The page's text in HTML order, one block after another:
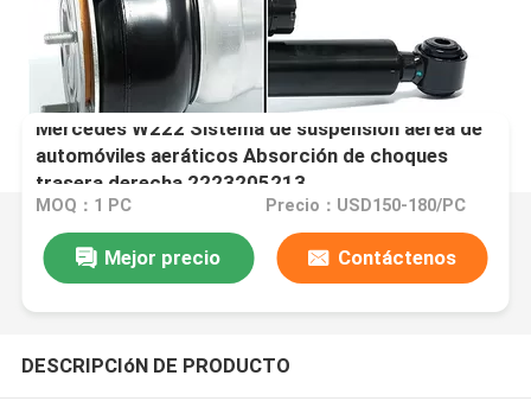
Mercedes W222 Sistema de suspensión aérea de
automóviles aeráticos Absorción de choques
trasera derecha 2223205213
MOQ：1 PC Precio：USD150-180/PC
Mejor precio Contáctenos
DESCRIPCIóN DE PRODUCTO